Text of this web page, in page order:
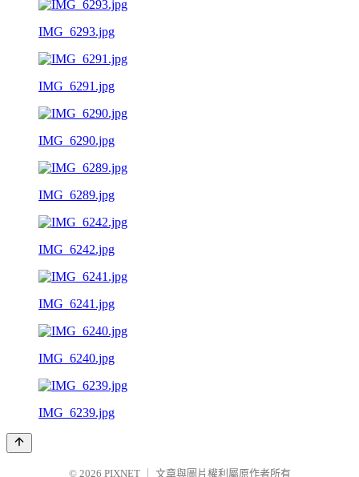
IMG_6293.jpg
IMG_6291.jpg
IMG_6290.jpg
IMG_6289.jpg
IMG_6242.jpg
IMG_6241.jpg
IMG_6240.jpg
IMG_6239.jpg
© 2026 PIXNET 文章與圖片權利屬原作者所有